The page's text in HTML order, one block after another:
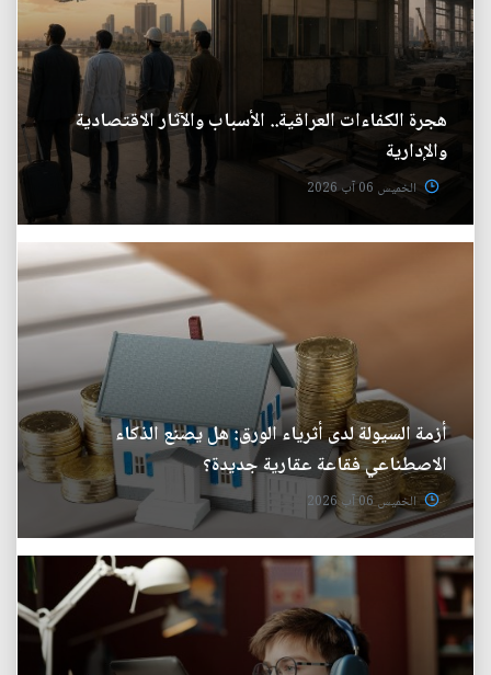
هجرة الكفاءات العراقية.. الأسباب والآثار الاقتصادية
والإدارية
الخميس 06 آب 2026
أزمة السيولة لدى أثرياء الورق: هل يصنع الذكاء
الاصطناعي فقاعة عقارية جديدة؟
الخميس 06 آب 2026